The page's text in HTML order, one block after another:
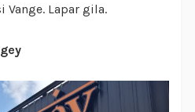
Lapar gila.